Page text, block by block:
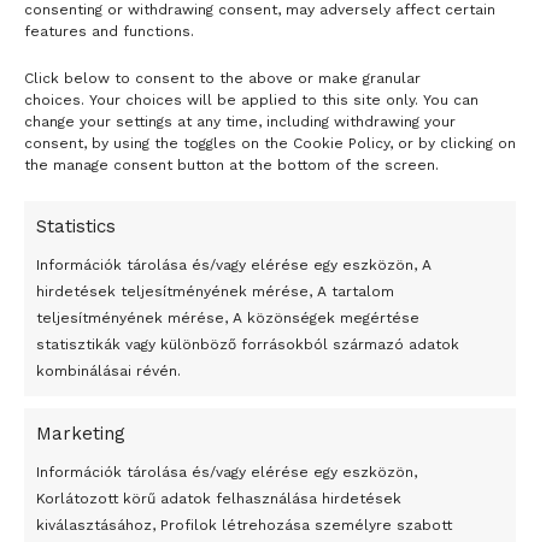
consenting or withdrawing consent, may adversely affect certain
features and functions.
Click below to consent to the above or make granular
choices. Your choices will be applied to this site only. You can
change your settings at any time, including withdrawing your
consent, by using the toggles on the Cookie Policy, or by clicking on
the manage consent button at the bottom of the screen.
Statistics
Információk tárolása és/vagy elérése egy eszközön, A
hirdetések teljesítményének mérése, A tartalom
teljesítményének mérése, A közönségek megértése
statisztikák vagy különböző forrásokból származó adatok
kombinálásai révén.
Marketing
Információk tárolása és/vagy elérése egy eszközön,
Korlátozott körű adatok felhasználása hirdetések
kiválasztásához, Profilok létrehozása személyre szabott
- H I R D E T É S -
Átmenetileg szünetelnek az összecsapások Bahmutnál